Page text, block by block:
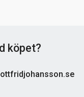
köpet?